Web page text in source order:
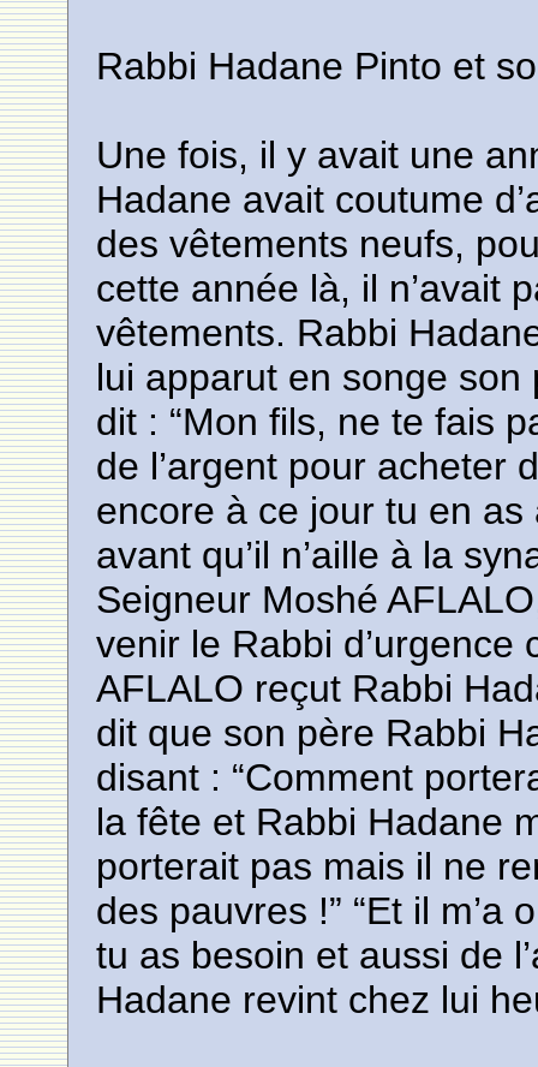
Rabbi Hadane Pinto et
Une fois, il y avait une
Hadane avait coutume
des vêtements neufs,
cette année là, il n’avait
vêtements. Rabbi
lui apparut en songe
dit : “Mon fils, ne te fais
de l’argent pour acheter
encore à ce jour tu en
avant qu’il n’aille à la
Seigneur Moshé
venir le Rabbi d’urgence
AFLALO reçut Rabbi
dit que son père Rabbi
disant : “Comment
la fête et Rabbi Hadane
porterait pas mais il ne
des pauvres !” “Et il
tu as besoin et aussi de
Hadane revint chez lui